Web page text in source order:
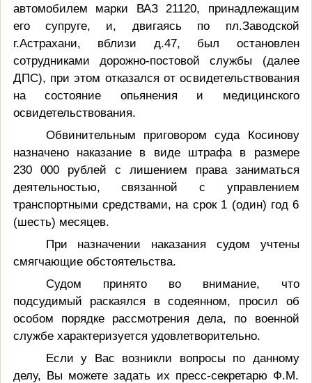
автомобилем марки ВАЗ 21120, принадлежащим
его супруге, и, двигаясь по пл.Заводской
г.Астрахани, вблизи д.47, был остановлен
сотрудниками дорожно-постовой службы (далее
ДПС), при этом отказался от освидетельствования
на состояние опьянения и медицинского
освидетельствования.
Обвинительным приговором суда Косинову
назначено наказание в виде штрафа в размере
230 000 рублей с лишением права заниматься
деятельностью, связанной с управлением
транспортными средствами, на срок 1 (один) год 6
(шесть) месяцев.
При назначении наказания судом учтены
смягчающие обстоятельства.
Судом принято во внимание, что
подсудимый раскаялся в содеянном, просил об
особом порядке рассмотрения дела, по военной
службе характеризуется удовлетворительно.
Если у Вас возникли вопросы по данному
делу, Вы можете задать их пресс-секретарю Ф.М.